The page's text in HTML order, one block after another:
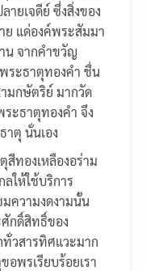
ยเจดีย์ ซึ่งสิ่งของ
แด่องค์พระสัมมา
น จากคำขวัญ
ระธาตุทองคำ ชื่น
มกษัตริย์ มากวัด
ะธาตุทองคำ จึง
าตุ นั่นเอง
สีทองเหลืองอร่าม
ลให้ใช้บริการ
ความงดงามนั้น
ศักดิ์สิทธิ์ของ
วสารทิศแวะมาก
พรเรียบร้อยเรา